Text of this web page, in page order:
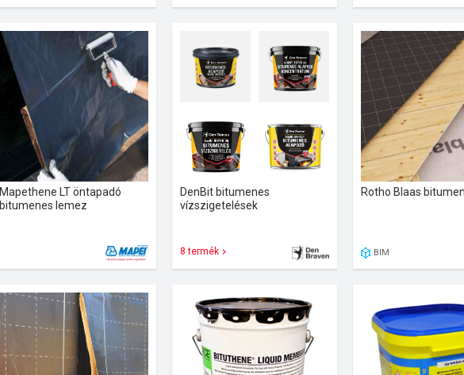
Mapethene LT öntapadó
bitumenes lemez
DenBit bitumenes
vízszigetelések
8 termék
Rotho Blaas
BIM